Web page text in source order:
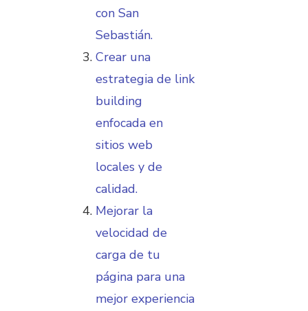
con San
Sebastián.
Crear una
estrategia de link
building
enfocada en
sitios web
locales y de
calidad.
Mejorar la
velocidad de
carga de tu
página para una
mejor experiencia